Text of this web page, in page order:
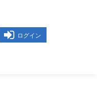
ログイン